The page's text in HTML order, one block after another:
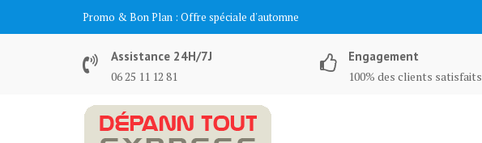
Promo & Bon Plan : Offre spéciale d'automne
Assistance 24H/7J
06 25 11 12 81
Engagement
100% des clients satisfaits